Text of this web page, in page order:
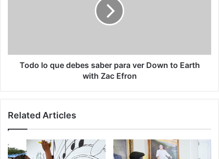
Todo lo que debes saber para ver Down to Earth
with Zac Efron
Related Articles